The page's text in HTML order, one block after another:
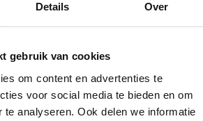
Details Over
gebruik van cookies
om content en advertenties te
voor social media te bieden en om
te analyseren. Ook delen we informatie
op maat nodig?